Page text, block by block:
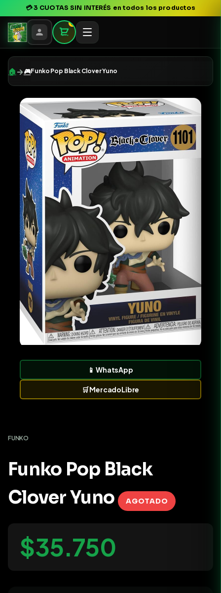
💳3 CUOTAS SIN INTERÉS en todos los productos
0
🏠 →🎮Funko Pop Black Clover Yuno
📱WhatsApp
🛒MercadoLibre
FUNKO
Funko Pop Black
Clover Yuno
AGOTADO
$35.750